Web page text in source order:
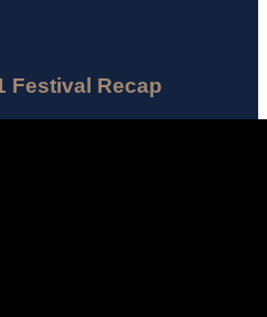
Festival Recap